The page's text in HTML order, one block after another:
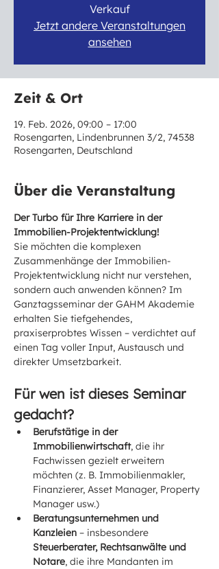
Verkauf
Jetzt andere Veranstaltungen
ansehen
Zeit & Ort
19. Feb. 2026, 09:00 – 17:00
Rosengarten, Lindenbrunnen 3/2, 74538
Rosengarten, Deutschland
Über die Veranstaltung
Der Turbo für Ihre Karriere in der
Immobilien-Projektentwicklung!
Sie möchten die komplexen
Zusammenhänge der Immobilien-
Projektentwicklung nicht nur verstehen,
sondern auch anwenden können? Im
Ganztagsseminar der GAHM Akademie
erhalten Sie tiefgehendes,
praxiserprobtes Wissen – verdichtet auf
einen Tag voller Input, Austausch und
direkter Umsetzbarkeit.
Für wen ist dieses Seminar
gedacht?
Berufstätige in der
Immobilienwirtschaft, die ihr
Fachwissen gezielt erweitern
möchten (z. B. Immobilienmakler,
Finanzierer, Asset Manager, Property
Manager usw.)
Beratungsunternehmen und
Kanzleien – insbesondere
Steuerberater, Rechtsanwälte und
Notare, die ihre Mandanten im